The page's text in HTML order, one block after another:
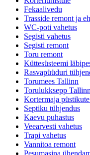
Fekaalivedu
Trasside remont ja
WC-poti vahetus
Segisti vahetus
Segisti remont
Toru remont
Küttesüsteemi
Rasvapüüduri
Torumees Tallinn
Torulukksepp Tallinn
Kortermaja
Septiku tühjendus
Kaevu puhastus
Veearvesti vahetus
Trapi vahetus
Vannitoa remont
Pesumasina